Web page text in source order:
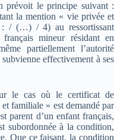
prévoit le principe suivant :
la mention « vie privée et
/ (…) / 4) au ressortissant
mineur résidant en
partiellement l’autorité
effectivement à ses
le cas où le certificat de
familiale » est demandé par
parent d’un enfant français,
subordonnée à la condition,
Que ce faisant, la condition